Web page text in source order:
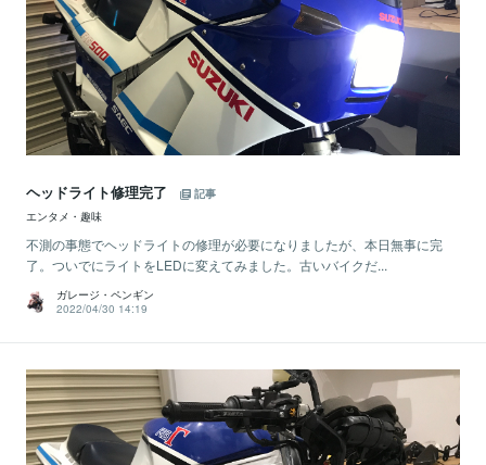
ヘッドライト修理完了
記事
エンタメ・趣味
不測の事態でヘッドライトの修理が必要になりましたが、本日無事に完
了。ついでにライトをLEDに変えてみました。古いバイクだ...
ガレージ・ペンギン
2022/04/30 14:19